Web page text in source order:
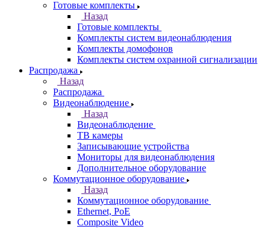
Готовые комплекты
Назад
Готовые комплекты
Комплекты систем видеонаблюдения
Комплекты домофонов
Комплекты систем охранной сигнализации
Распродажа
Назад
Распродажа
Видеонаблюдение
Назад
Видеонаблюдение
ТВ камеры
Записывающие устройства
Мониторы для видеонаблюдения
Дополнительное оборудование
Коммутационное оборудование
Назад
Коммутационное оборудование
Ethernet, PoE
Composite Video